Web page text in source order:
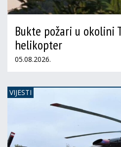
Bukte požari u okolini
helikopter
05.08.2026.
VIJESTI